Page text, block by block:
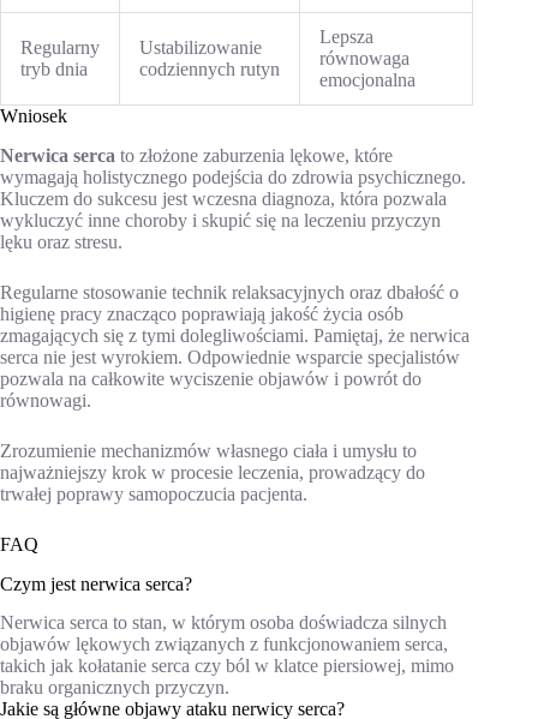
Regularny
tryb dnia
Ustabilizowanie
codziennych rutyn
Lepsza
równowaga
emocjonalna
Wniosek
Nerwica serca to złożone zaburzenia lękowe, które
wymagają holistycznego podejścia do zdrowia psychicznego.
Kluczem do sukcesu jest wczesna diagnoza, która pozwala
wykluczyć inne choroby i skupić się na leczeniu przyczyn
lęku oraz stresu.
Regularne stosowanie technik relaksacyjnych oraz dbałość o
higienę pracy znacząco poprawiają jakość życia osób
zmagających się z tymi dolegliwościami. Pamiętaj, że nerwica
serca nie jest wyrokiem. Odpowiednie wsparcie specjalistów
pozwala na całkowite wyciszenie objawów i powrót do
równowagi.
Zrozumienie mechanizmów własnego ciała i umysłu to
najważniejszy krok w procesie leczenia, prowadzący do
trwałej poprawy samopoczucia pacjenta.
FAQ
Czym jest nerwica serca?
Nerwica serca to stan, w którym osoba doświadcza silnych
objawów lękowych związanych z funkcjonowaniem serca,
takich jak kołatanie serca czy ból w klatce piersiowej, mimo
braku organicznych przyczyn.
Jakie są główne objawy ataku nerwicy serca?